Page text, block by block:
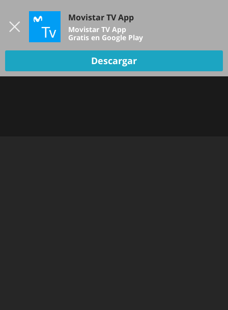
TV EN VIVO
Movistar TV App
Movistar TV App
Gratis en Google Play
Descargar